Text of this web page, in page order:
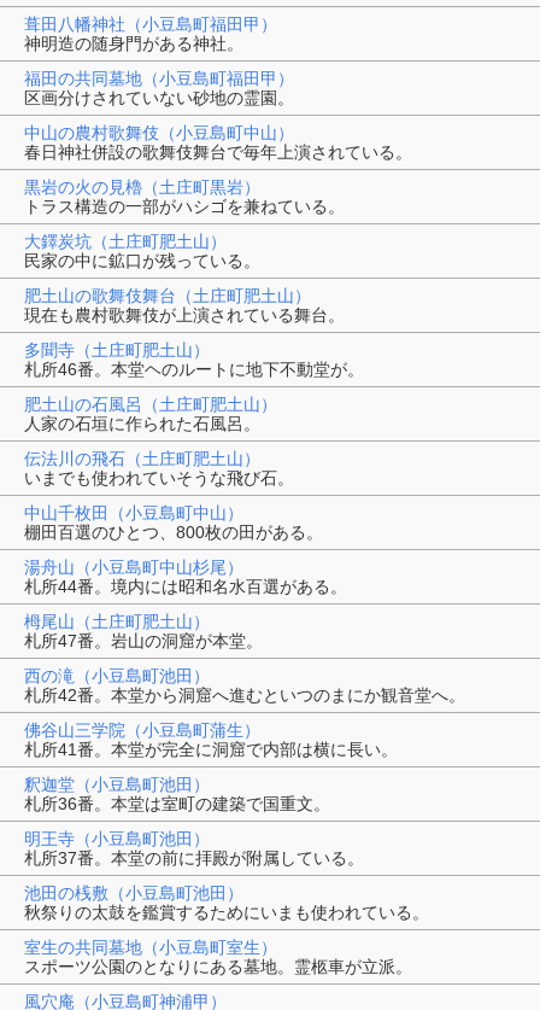
葺田八幡神社（小豆島町福田甲）
神明造の随身門がある神社。
福田の共同墓地（小豆島町福田甲）
区画分けされていない砂地の霊園。
中山の農村歌舞伎（小豆島町中山）
春日神社併設の歌舞伎舞台で毎年上演されている。
黒岩の火の見櫓（土庄町黒岩）
トラス構造の一部がハシゴを兼ねている。
大鐸炭坑（土庄町肥土山）
民家の中に鉱口が残っている。
肥土山の歌舞伎舞台（土庄町肥土山）
現在も農村歌舞伎が上演されている舞台。
多聞寺（土庄町肥土山）
札所46番。本堂ヘのルートに地下不動堂が。
肥土山の石風呂（土庄町肥土山）
人家の石垣に作られた石風呂。
伝法川の飛石（土庄町肥土山）
いまでも使われていそうな飛び石。
中山千枚田（小豆島町中山）
棚田百選のひとつ、800枚の田がある。
湯舟山（小豆島町中山杉尾）
札所44番。境内には昭和名水百選がある。
栂尾山（土庄町肥土山）
札所47番。岩山の洞窟が本堂。
西の滝（小豆島町池田）
札所42番。本堂から洞窟へ進むといつのまにか観音堂へ。
佛谷山三学院（小豆島町蒲生）
札所41番。本堂が完全に洞窟で内部は横に長い。
釈迦堂（小豆島町池田）
札所36番。本堂は室町の建築で国重文。
明王寺（小豆島町池田）
札所37番。本堂の前に拝殿が附属している。
池田の桟敷（小豆島町池田）
秋祭りの太鼓を鑑賞するためにいまも使われている。
室生の共同墓地（小豆島町室生）
スポーツ公園のとなりにある墓地。霊柩車が立派。
風穴庵（小豆島町神浦甲）